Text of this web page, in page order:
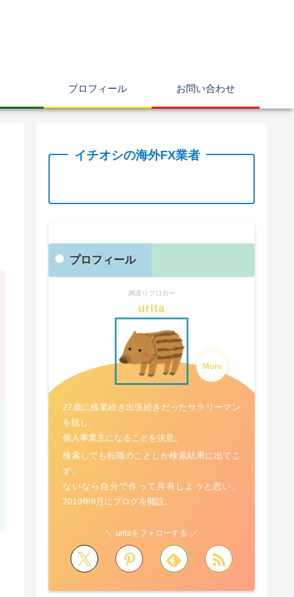
プロフィール お問い合わせ
イチオシの海外FX業者
プロフィール
綱渡りブロガー
urita
27歳に残業続き出張続きだったサラリーマン
を脱し、
個人事業主になることを決意。
検索しても転職のことしか検索結果に出てこ
ず、
ないなら自分で作って共有しようと思い、
2019年9月にブログを開設。
More
uritaをフォローする